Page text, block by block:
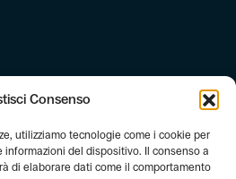
Consenso
utilizziamo tecnologie come i cookie per
informazioni del dispositivo. Il consenso a
di elaborare dati come il comportamento